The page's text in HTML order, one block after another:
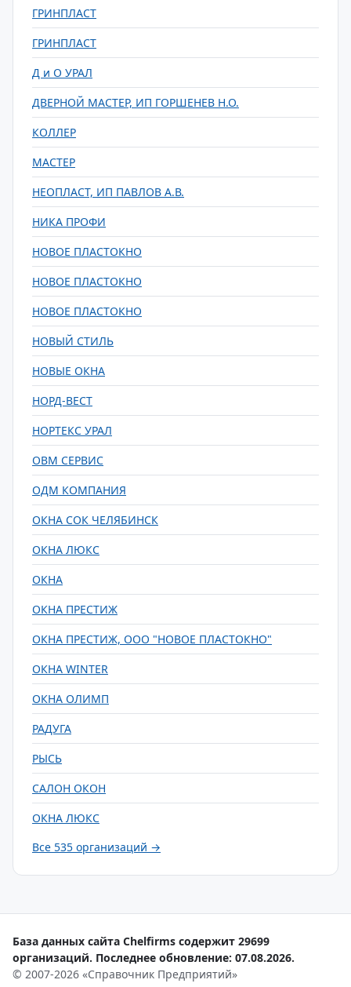
ГРИНПЛАСТ
ГРИНПЛАСТ
Д и О УРАЛ
ДВЕРНОЙ МАСТЕР, ИП ГОРШЕНЕВ Н.О.
КОЛЛЕР
МАСТЕР
НЕОПЛАСТ, ИП ПАВЛОВ А.В.
НИКА ПРОФИ
НОВОЕ ПЛАСТОКНО
НОВОЕ ПЛАСТОКНО
НОВОЕ ПЛАСТОКНО
НОВЫЙ СТИЛЬ
НОВЫЕ ОКНА
НОРД-ВЕСТ
НОРТЕКС УРАЛ
ОВМ СЕРВИС
ОДМ КОМПАНИЯ
ОКНА СОК ЧЕЛЯБИНСК
ОКНА ЛЮКС
ОКНА
ОКНА ПРЕСТИЖ
ОКНА ПРЕСТИЖ, ООО "НОВОЕ ПЛАСТОКНО"
ОКНА WINTER
ОКНА ОЛИМП
РАДУГА
РЫСЬ
САЛОН ОКОН
ОКНА ЛЮКС
Все 535 организаций →
База данных сайта Chelfirms содержит 29699
организаций. Последнее обновление: 07.08.2026.
© 2007-2026 «Справочник Предприятий»